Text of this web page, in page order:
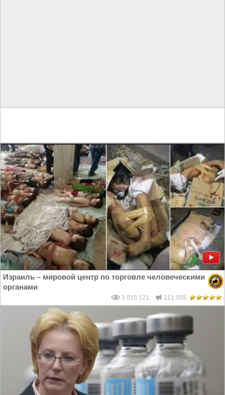
Израиль – мировой центр по торговле человеческими
органами
3 015 121 111 055